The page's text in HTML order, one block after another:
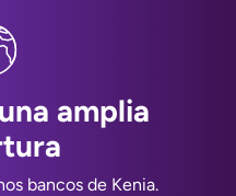
amplia
bancos de Kenia.